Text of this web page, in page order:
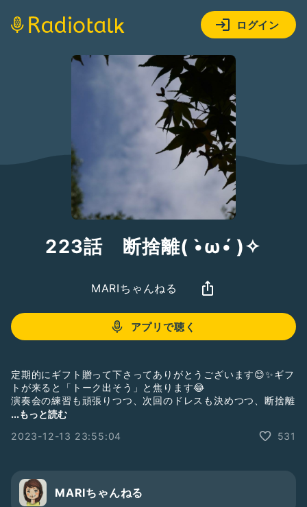
ログイン
223話 断捨離( •̀ω•́ )✧
MARIちゃんねる
アプリで聴く
定期的にギフト贈って下さってありがとうございます😊✨ギフ
トが来ると「トーク出そう」と焦ります😂
演奏会の練習も頑張りつつ、次回のドレスも決めつつ、断捨離
で身軽になるのも頑張ります😁
...もっと読む
2023-12-13 23:55:04
531
MARIちゃんねる